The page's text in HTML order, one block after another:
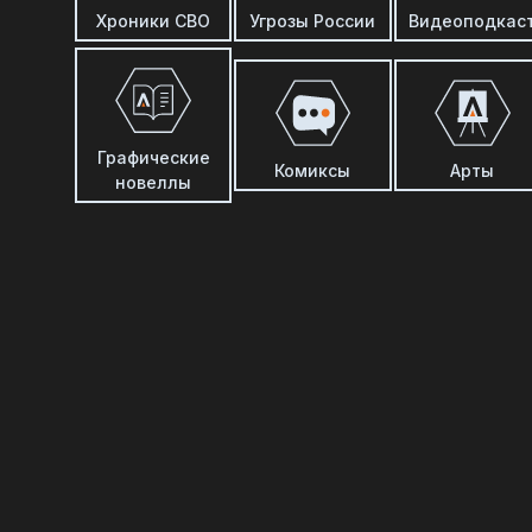
Хроники СВО Угрозы России
Графические
новеллы
Комиксы Арты